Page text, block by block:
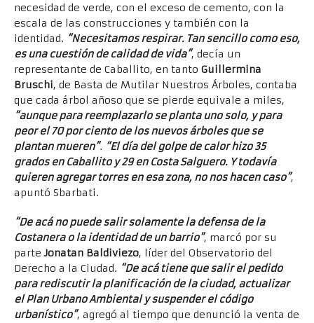
necesidad de verde, con el exceso de cemento, con la
escala de las construcciones y también con la
identidad. “Necesitamos respirar. Tan sencillo como eso,
es una cuestión de calidad de vida”, decía un
representante de Caballito, en tanto Guillermina
Bruschi, de Basta de Mutilar Nuestros Árboles, contaba
que cada árbol añoso que se pierde equivale a miles,
“aunque para reemplazarlo se planta uno solo, y para
peor el 70 por ciento de los nuevos árboles que se
plantan mueren”. “El día del golpe de calor hizo 35
grados en Caballito y 29 en Costa Salguero. Y todavía
quieren agregar torres en esa zona, no nos hacen caso”,
apuntó Sbarbati.
“De acá no puede salir solamente la defensa de la
Costanera o la identidad de un barrio”, marcó por su
parteJonatan Baldiviezo, líder del Observatorio del
Derecho a la Ciudad. “De acá tiene que salir el pedido
para rediscutir la planificación de la ciudad, actualizar
el Plan Urbano Ambiental y suspender el código
urbanístico”, agregó al tiempo que denunció la venta de